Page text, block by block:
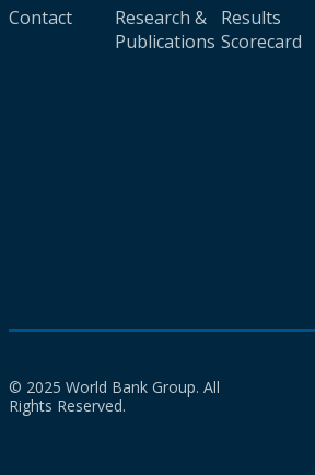
Contact
Research &
Publications
Results
Scorecard
© 2025 World Bank Group. All
Rights Reserved.